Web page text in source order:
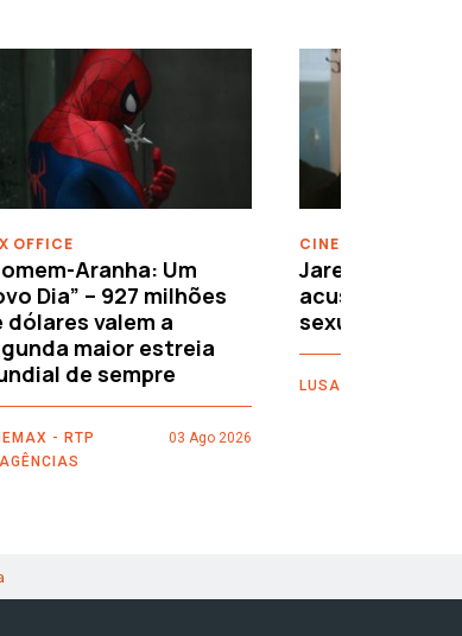
OFFICE
Aranha: Um
Dia” – 927 milhões
dólares valem a
maior estreia
de sempre
- RTP
03 Ago 2026
CINEMA
Jared Leto
acusações de
sexuais
LUSA